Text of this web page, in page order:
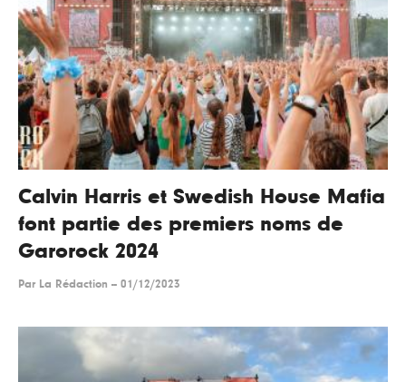
Calvin Harris et Swedish House Mafia
font partie des premiers noms de
Garorock 2024
Par La Rédaction -- 01/12/2023